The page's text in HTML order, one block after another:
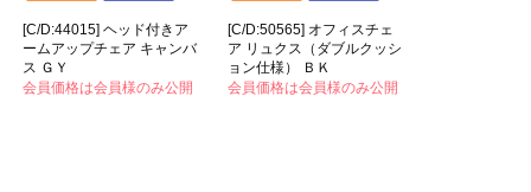
[C/D:44015] ヘッド付きア
ームアップチェア キャンバ
ス ＧＹ
会員価格は会員様のみ公開
[C/D:50565] オフィスチェ
ア リュクス（ダブルクッシ
ョン仕様） ＢＫ
会員価格は会員様のみ公開